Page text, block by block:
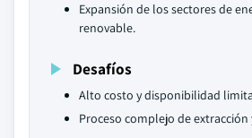
Expansión de los sectores de
renovable.
Desafíos
Alto costo y disponibilidad
Proceso complejo de extracción